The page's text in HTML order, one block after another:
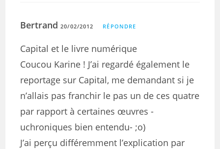
Bertrand20/02/2012 RÉPONDRE
Capital et le livre numérique
Coucou Karine ! J’ai regardé également le
reportage sur Capital, me demandant si je
n’allais pas franchir le pas un de ces quatre
par rapport à certaines œuvres -
uchroniques bien entendu- ;o)
J’ai perçu différemment l’explication par